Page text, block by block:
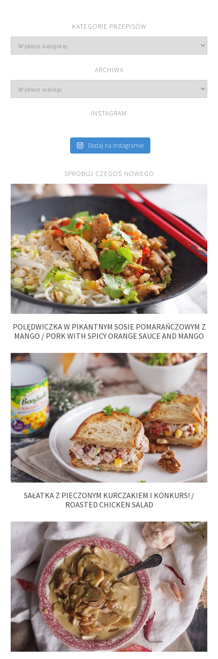
KATEGORIE PRZEPISÓW
przepisów
ARCHIWA
INSTAGRAM
Dodaj na Instagramie
SPRÓBUJ CZEGOŚ NOWEGO
POLĘDWICZKA W PIKANTNYM SOSIE POMARAŃCZOWYM Z
MANGO / PORK WITH SPICY ORANGE SAUCE AND MANGO
SAŁATKA Z PIECZONYM KURCZAKIEM I KONKURS! /
ROASTED CHICKEN SALAD